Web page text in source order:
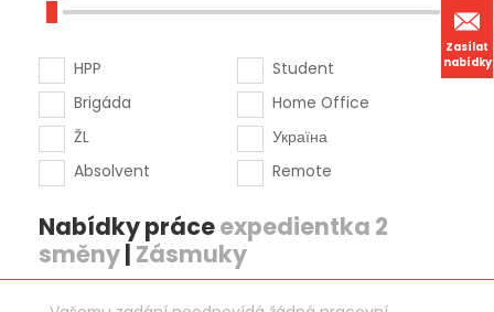
Zasílat
nabídky
HPP
Brigáda
ŽL
Absolvent
Student
Home Office
Україна
Remote
Nabídky práceexpedientka 2
směny| Zásmuky